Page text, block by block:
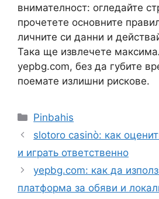
внимателност: огледайте
прочетете основните
личните си данни и
Така ще извлечете
yepbg.com, без да губите
поемате излишни рискове.
Kategoriler
Pinbahis
slotoro casinò: как
и играть ответственно
yepbg.com: как да
платформа за обяви и